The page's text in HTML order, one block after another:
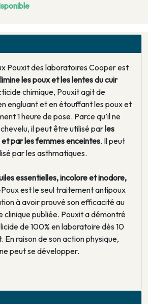
Pouxit des laboratoires Cooper est
les poux et les lentes du cuir
chimique, Pouxit agit de
engluant et en étouffant les poux et
1 heure de pose. Parce qu’il ne
il peut être utilisé parles
par les femmes enceintes. Il peut
par les asthmatiques.
essentielles, incolore et inodore,
est le seul traitement antipoux
à avoir prouvé son efficacité au
clinique publiée. Pouxit a démontré
de 100% en laboratoire dès 10
En raison de son action physique,
peut se développer.